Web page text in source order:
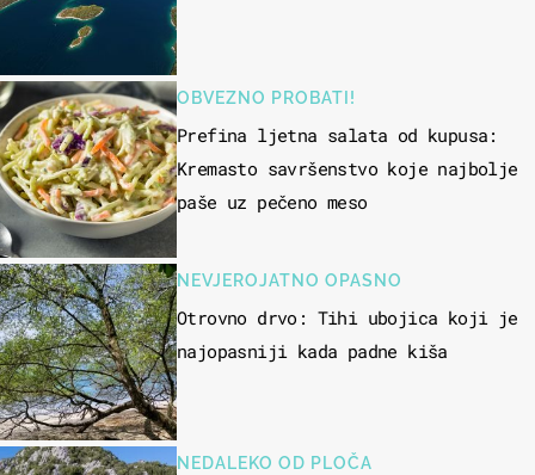
OBVEZNO PROBATI!
Prefina ljetna salata od kupusa:
Kremasto savršenstvo koje najbolje
paše uz pečeno meso
NEVJEROJATNO OPASNO
Otrovno drvo: Tihi ubojica koji je
najopasniji kada padne kiša
NEDALEKO OD PLOČA